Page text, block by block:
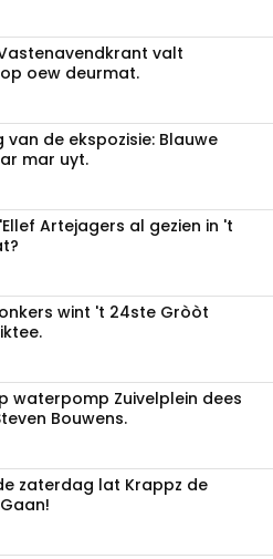
valt
oew deurmat.
van de ekspozisie: Blauwe
mar uyt.
Artejagers al gezien in 't
wint 't 24ste Gròòt
waterpomp Zuivelplein dees
Bouwens.
zaterdag lat Krappz de